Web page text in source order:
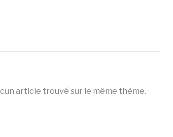
article trouvé sur le même thème.